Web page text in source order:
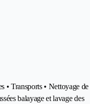
• Transports • Nettoyage de
balayage et lavage des